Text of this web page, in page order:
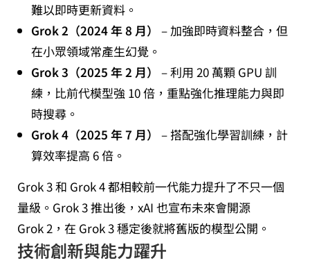
難以即時更新資料。
Grok 2（2024 年 8 月） – 加強即時資料整合，但
在小眾領域常產生幻覺。
Grok 3（2025 年 2 月） – 利用 20 萬顆 GPU 訓
練，比前代模型強 10 倍，重點強化推理能力與即
時搜尋。
Grok 4（2025 年 7 月） – 搭配強化學習訓練，計
算效率提高 6 倍。
Grok 3 和 Grok 4 都相較前一代能力提升了不只一個
量級。Grok 3 推出後，xAI 也宣布未來會開源
Grok 2，在 Grok 3 穩定後就將舊版的模型公開。
技術創新與能力躍升